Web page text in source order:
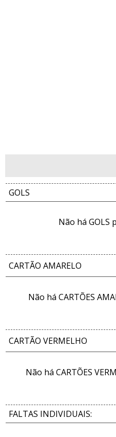
GOLS
Não há GOLS
CARTÃO AMARELO
Não há CARTÕES
CARTÃO VERMELHO
Não há CARTÕES
FALTAS INDIVIDUAIS: